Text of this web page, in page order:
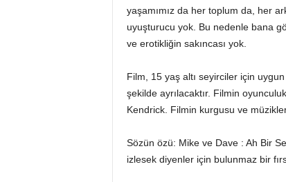
yaşamımız da her toplum da, her
uyuşturucu yok. Bu nedenle bana
ve erotikliğin sakıncası yok.
Film, 15 yaş altı seyirciler için
şekilde ayrılacaktır. Filmin
Kendrick. Filmin kurgusu ve
Sözün özü: Mike ve Dave : Ah Bir
izlesek diyenler için bulunmaz bir